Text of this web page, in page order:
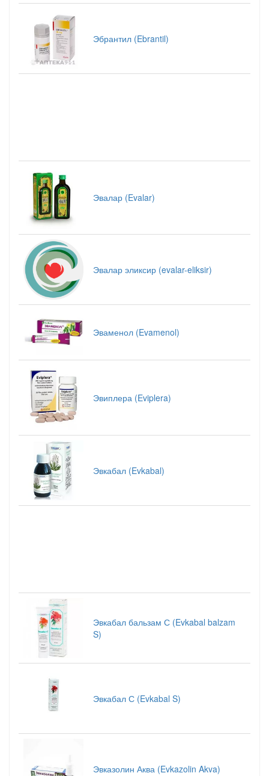
Эбрантил (Ebrantil)
Эвалар (Evalar)
Эвалар эликсир (evalar-eliksir)
Эваменол (Evamenol)
Эвиплера (Eviplera)
Эвкабал (Evkabal)
Эвкабал бальзам С (Evkabal balzam
S)
Эвкабал С (Evkabal S)
Эвказолин Аква (Evkazolin Akva)